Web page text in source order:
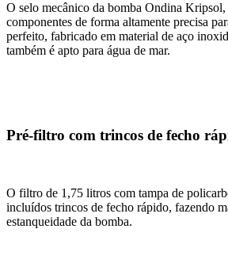
O selo mecânico da bomba Ondina
componentes de forma altamente precisa
perfeito, fabricado em material de aço
também é apto para água de mar.
Pré-filtro com trincos de fecho
O filtro de 1,75 litros com tampa de
incluídos trincos de fecho rápido, fazendo
estanqueidade da bomba.